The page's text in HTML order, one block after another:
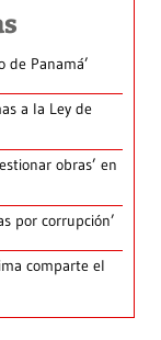
de Panamá’
a la Ley de
obras’ en
por corrupción’
comparte el